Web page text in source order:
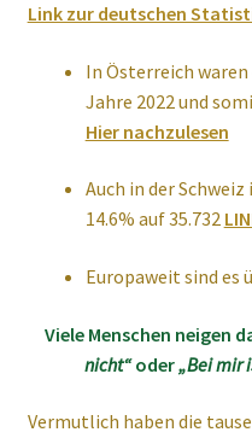
Link zur deutschen
In Österreich
Jahre 2022 und
Hier nachzulesen
Auch in der
14.6% auf 35.732
Europaweit sind es
Viele Menschen neigen
nicht“oder„Bei mir
Vermutlich haben die